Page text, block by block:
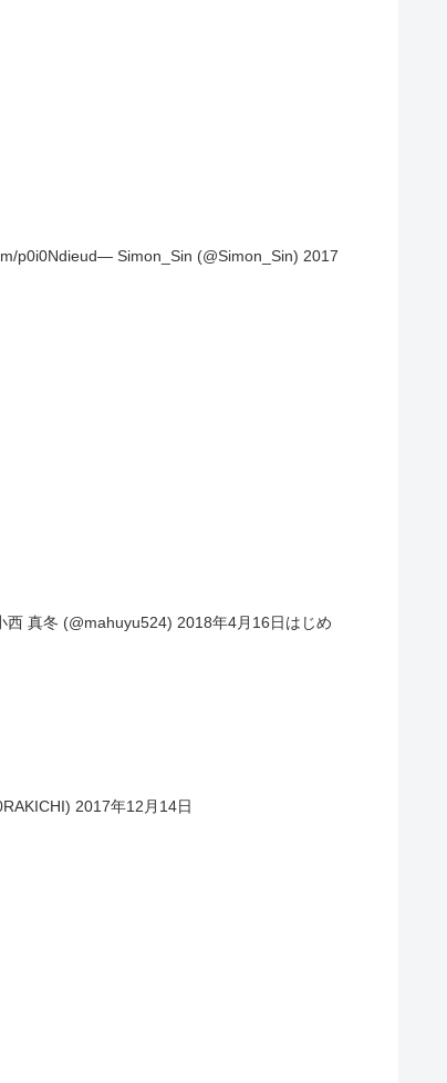
p0i0Ndieud— Simon_Sin (@Simon_Sin) 2017
真冬 (@mahuyu524) 2018年4月16日はじめ
2017年12月14日